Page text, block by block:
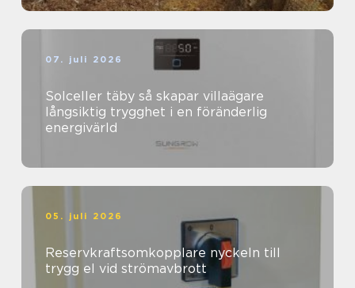
07. juli 2026
Solceller täby så skapar villaägare
långsiktig trygghet i en föränderlig
energivärld
05. juli 2026
Reservkraftsomkopplare nyckeln till
trygg el vid strömavbrott